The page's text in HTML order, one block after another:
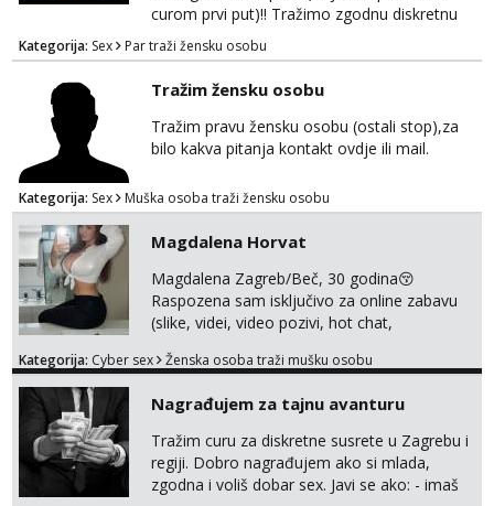
curom prvi put)!! Tražimo zgodnu diskretnu
curu koja bi nas promatrala dok imamo
žestok odnos. Može se pridruziti ali i ne
mora.Bitno da uzivamo diskretno anonimno
bez upoznavanja puno.Sliku mozemo
razmjeniti,ali najbolje uzivo se upoznati. Na
goo smo do 15.8 poslije tog mozemo se
Kategorija: Sex Par traži žensku osobu
Tražim žensku osobu
Tražim pravu žensku osobu (ostali stop),za
bilo kakva pitanja kontakt ovdje ili mail.
Kategorija: Sex Muška osoba traži žensku osobu
Magdalena Horvat
Magdalena Zagreb/Beč, 30 godina😚
Raspozena sam isključivo za online zabavu
(slike, videi, video pozivi, hot chat,
oglasu su MOJE❗ Instagram:
TELEGRAM: @MagdalenaMagy 👈
(ODGOVARAM JAKO BRZO TU I TU PISITE
AKO STE ZA ZABAVU)🔥 Moguće
verifkovanje prije zabave✅ JAVI MI SE I
ISPUNI SVOJE NAJVECE FANTAZIJE😈 CEKA...
Kategorija: Cyber sex Ženska osoba traži mušku osobu
Nagrađujem za tajnu avanturu
Tražim curu za diskretne susrete u Zagrebu i
regiji. Dobro nagrađujem ako si mlada,
zgodna i voliš dobar sex. Javi se ako: - imaš